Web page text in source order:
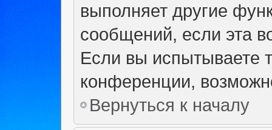
выполняет другие
сообщений, если эта
Если вы испытываете
конференции,
Вернуться к началу